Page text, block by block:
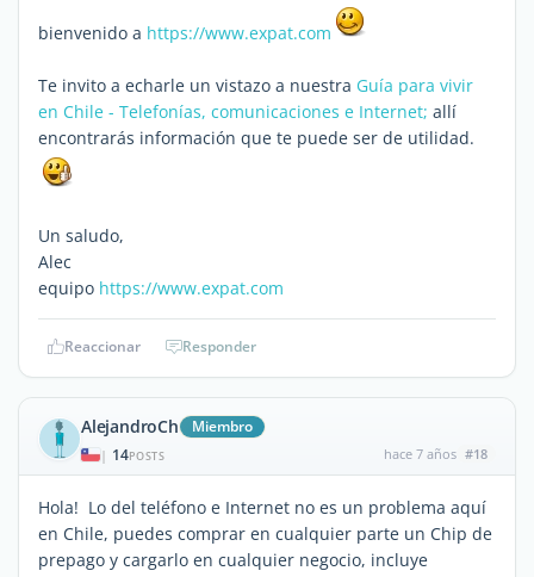
bienvenido a https://www.expat.com
Te invito a echarle un vistazo a nuestra Guía para vivir
en Chile - Telefonías, comunicaciones e Internet; allí
encontrarás información que te puede ser de utilidad.
Un saludo,
Alec
equipo https://www.expat.com
Reaccionar Responder
AlejandroCh Miembro
| 14POSTS hace 7 años #18
Hola! Lo del teléfono e Internet no es un problema aquí
en Chile, puedes comprar en cualquier parte un Chip de
prepago y cargarlo en cualquier negocio, incluye